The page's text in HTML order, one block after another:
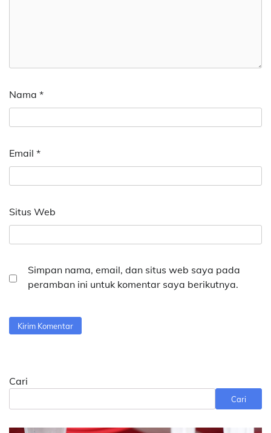
Nama *
Email *
Situs Web
Simpan nama, email, dan situs web saya pada
peramban ini untuk komentar saya berikutnya.
Cari
Cari